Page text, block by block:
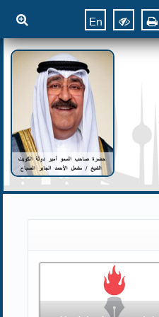
En